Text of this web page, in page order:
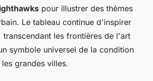
pour illustrer des thèmes
Le tableau continue d'inspirer
transcendant les frontières de l'art
symbole universel de la condition
grandes villes.